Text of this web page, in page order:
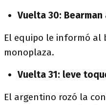
Vuelta 30:
El equipo le informó al
monoplaza.
Vuelta 31: leve
El argentino rozó la